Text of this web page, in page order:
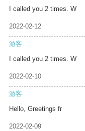
I called you 2 times. W
2022-02-12
游客
I called you 2 times. W
2022-02-10
游客
Hello, Greetings fr
2022-02-09